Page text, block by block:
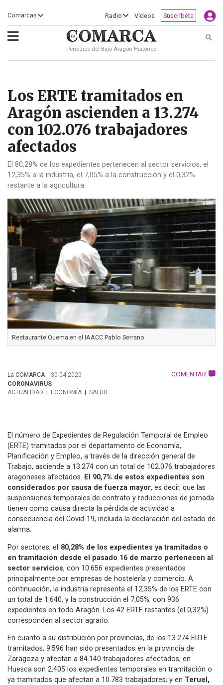
Comarcas Radio Vídeos Suscríbete
Periódico del Bajo Aragón Histórico
Los ERTE tramitados en
Aragón ascienden a 13.274
con 102.076 trabajadores
afectados
El 80,28% de los expedientes pertenecen al sector servicios, el
12,35% a la industria, el 7,05% a la construcción y el 0,32%
restante a la agricultura
Restaurante Quema en el IAACC Pablo Serrano
La COMARCA 30 04 2020 COMENTAR
CORONAVIRUS
ACTUALIDAD
ECONOMÍA SALUD
El número de Expedientes de Regulación Temporal de Empleo
(ERTE) tramitados por el departamento de Economía,
Planificación y Empleo, a través de la dirección general de
Trabajo, asciende a 13.274 con un total de 102.076 trabajadores
aragoneses afectados. El 90,7% de estos expedientes son
considerados por causa de fuerza mayor, es decir, que las
suspensiones temporales de contrato y reducciones de jornada
tienen como causa directa la pérdida de actividad a
consecuencia del Covid-19, incluida la declaración del estado de
alarma.
Por sectores, e l 80,28% de los expedientes ya tramitados o
en tramitación desde el pasado 16 de marzo pertenecen al
sector servicios, con 10.656 expedientes presentados
principalmente por empresas de hostelería y comercio. A
continuación, la industria representa el 12,35% de los ERTE con
un total de 1.640, y la construcción el 7,05%, con 936
expedientes en todo Aragón. Los 42 ERTE restantes (el 0,32%)
corresponden al sector agrario.
En cuanto a su distribución por provincias, de los 13.274 ERTE
tramitados, 9.596 han sido presentados en la provincia de
Zaragoza y afectan a 84.140 trabajadores afectados; en
Huesca son 2.405 los expedientes temporales en tramitación o
ya tramitados que afectan a 10.783 trabajadores; y en Teruel,